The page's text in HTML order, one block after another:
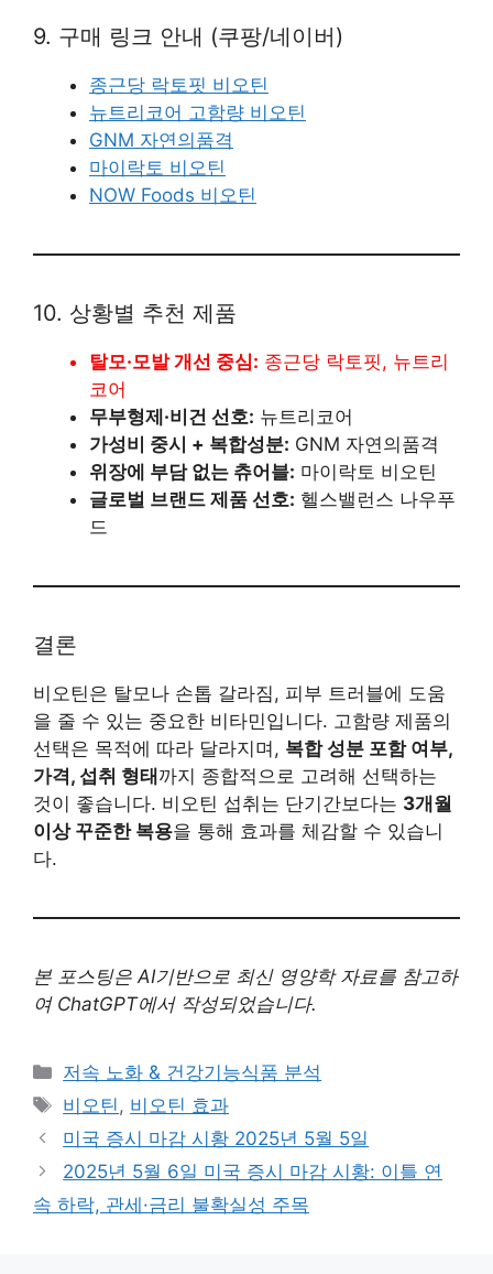
9. 구매 링크 안내 (쿠팡/네이버)
종근당 락토핏 비오틴
뉴트리코어 고함량 비오틴
GNM 자연의품격
마이락토 비오틴
NOW Foods 비오틴
10. 상황별 추천 제품
탈모·모발 개선 중심: 종근당 락토핏, 뉴트리
코어
무부형제·비건 선호: 뉴트리코어
가성비 중시 + 복합성분: GNM 자연의품격
위장에 부담 없는 츄어블: 마이락토 비오틴
글로벌 브랜드 제품 선호: 헬스밸런스 나우푸
드
결론
비오틴은 탈모나 손톱 갈라짐, 피부 트러블에 도움
을 줄 수 있는 중요한 비타민입니다. 고함량 제품의
선택은 목적에 따라 달라지며, 복합 성분 포함 여부,
가격, 섭취 형태까지 종합적으로 고려해 선택하는
것이 좋습니다. 비오틴 섭취는 단기간보다는 3개월
이상 꾸준한 복용을 통해 효과를 체감할 수 있습니
다.
본 포스팅은 AI기반으로 최신 영양학 자료를 참고하
여 ChatGPT에서 작성되었습니다.
Categories
저속 노화 & 건강기능식품 분석
Tags
비오틴 , 비오틴 효과
미국 증시 마감 시황 2025년 5월 5일
2025년 5월 6일 미국 증시 마감 시황: 이틀 연
속 하락, 관세·금리 불확실성 주목